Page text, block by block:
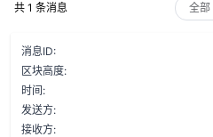
共 1 条消息
消息ID:
区块高度:
时间:
发送方:
接收方: